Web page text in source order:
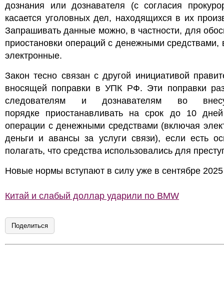
дознания или дознавателя (с согласия
касается уголовных дел, находящихся в их
Запрашивать данные можно, в частности, для
приостановки операций с денежными средствами,
электронные.
Закон тесно связан с другой инициативой
вносящей поправки в УПК РФ. Эти поправки
следователям и дознавателям во
порядке приостанавливать на срок до 10
операции с денежными средствами (включая
деньги и авансы за услуги связи), если есть
полагать, что средства использовались для
Новые нормы вступают в силу уже в сентябре 2025
Китай и слабый доллар ударили по BMW
Поделиться